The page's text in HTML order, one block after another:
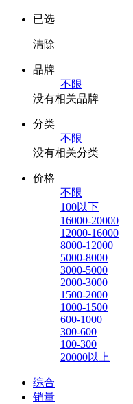
已选
清除
品牌
不限
没有相关品牌
分类
不限
没有相关分类
价格
不限
100以下
16000-20000
12000-16000
8000-12000
5000-8000
3000-5000
2000-3000
1500-2000
1000-1500
600-1000
300-600
100-300
20000以上
综合
销量